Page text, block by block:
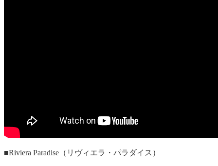
■Riviera Paradise（リヴィエラ・パラダイス）